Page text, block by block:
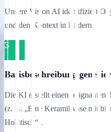
Unsere Vision AI identifiziert
und den Kontext in Bildern.
3
Basisbeschreibung
Die KI erstellt einen prägnanten,
(z. B. „Eine Keramikvase mit
Holztisch“).